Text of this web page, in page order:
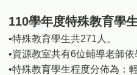
110學年度特殊教育學
•特殊教育學生共271人。
•資源教室共有6位輔導老師
•特殊教育學生程度分佈為：